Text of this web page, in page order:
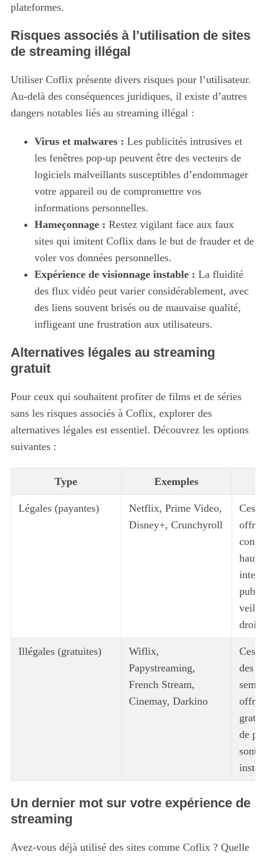
plateformes.
Risques associés à l’utilisation de sites
de streaming illégal
Utiliser Coflix présente divers risques pour l’utilisateur.
Au-delà des conséquences juridiques, il existe d’autres
dangers notables liés au streaming illégal :
Virus et malwares : Les publicités intrusives et
les fenêtres pop-up peuvent être des vecteurs de
logiciels malveillants susceptibles d’endommager
votre appareil ou de compromettre vos
informations personnelles.
Hameçonnage : Restez vigilant face aux faux
sites qui imitent Coflix dans le but de frauder et de
voler vos données personnelles.
Expérience de visionnage instable : La fluidité
des flux vidéo peut varier considérablement, avec
des liens souvent brisés ou de mauvaise qualité,
infligeant une frustration aux utilisateurs.
Alternatives légales au streaming
gratuit
Pour ceux qui souhaitent profiter de films et de séries
sans les risques associés à Coflix, explorer des
alternatives légales est essentiel. Découvrez les options
suivantes :
Type Exemples
Légales (payantes)
Netflix, Prime Video,
Disney+, Crunchyroll
Ces
droits
Illégales (gratuites)
Wiflix,
Papystreaming,
French Stream,
Cinemay, Darkino
Ces
des
de
sont
Un dernier mot sur votre expérience de
streaming
Avez-vous déjà utilisé des sites comme Coflix ? Quelle
r